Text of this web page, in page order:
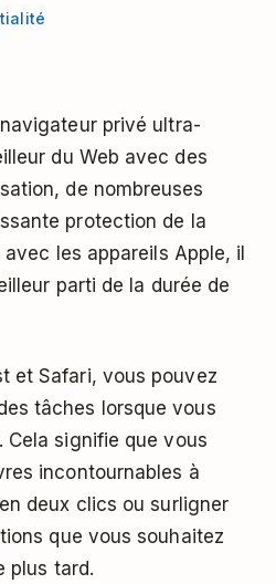
privé ultra-
du Web avec des
de nombreuses
protection de la
les appareils Apple, il
parti de la durée de
et Safari, vous pouvez
tâches lorsque vous
Cela signifie que vous
incontournables à
deux clics ou surligner
que vous souhaitez
plus tard.